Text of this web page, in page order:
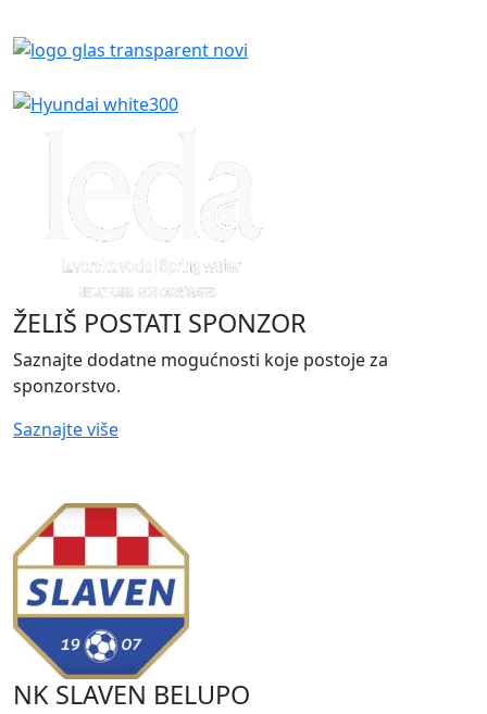
ŽELIŠ POSTATI SPONZOR
Saznajte dodatne mogućnosti koje postoje za
sponzorstvo.
Saznajte više
NK SLAVEN BELUPO